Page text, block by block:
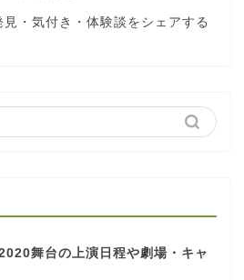
・気付き・体験談をシェアする
舞台の上演日程や劇場・キャ